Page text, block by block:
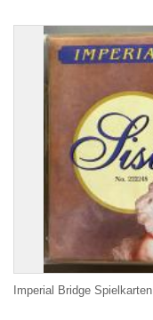
Imperial Bridge Spielkarten